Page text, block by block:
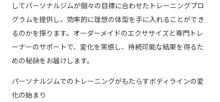
してパーソナルジムが個々の目標に合わせたトレーニングプロ
グラムを提供し、効率的に理想の体型を手に入れることができ
るのかを探ります。オーダーメイドのエクササイズと専門トレ
ーナーのサポートで、変化を実感し、持続可能な結果を得るた
めの秘訣をお届けします。
パーソナルジムでのトレーニングがもたらすボディラインの変
化の始まり